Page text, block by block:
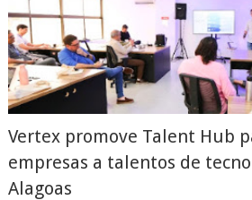
Vertex promove Talent Hub
empresas a talentos de
Alagoas